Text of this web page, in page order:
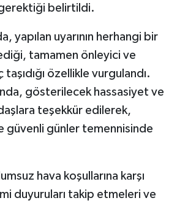
gerektiği belirtildi.
yapılan uyarının herhangi bir
tamamen önleyici ve
özellikle vurgulandı.
gösterilecek hassasiyet ve
teşekkür edilerek,
güvenli günler temennisinde
hava koşullarına karşı
duyuruları takip etmeleri ve